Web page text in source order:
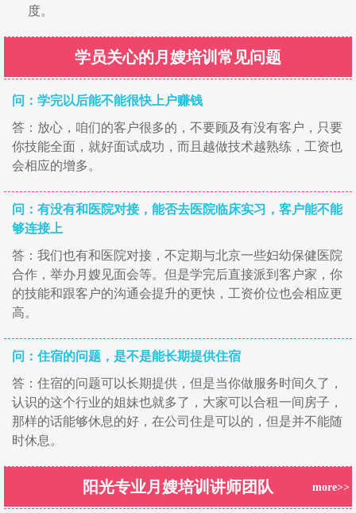
度。
学员关心的月嫂培训常见问题
问：学完以后能不能很快上户赚钱
答：放心，咱们的客户很多的，不要顾及有没有客户，只要
你技能全面，就好面试成功，而且越做技术越熟练，工资也
会相应的增多。
问：有没有和医院对接，能否去医院临床实习，客户能不能
够连接上
答：我们也有和医院对接，不定期与北京一些妇幼保健医院
合作，举办月嫂见面会等。但是学完后直接派到客户家，你
的技能和跟客户的沟通会提升的更快，工资价位也会相应更
高。
问：住宿的问题，是不是能长期提供住宿
答：住宿的问题可以长期提供，但是当你做服务时间久了，
认识的这个行业的姐妹也就多了，大家可以合租一间房子，
那样的话能够休息的好，在公司住是可以的，但是并不能随
时休息。
阳光专业月嫂培训讲师团队 more>>